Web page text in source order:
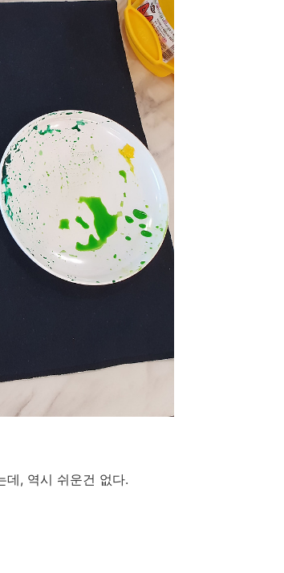
데, 역시 쉬운건 없다.